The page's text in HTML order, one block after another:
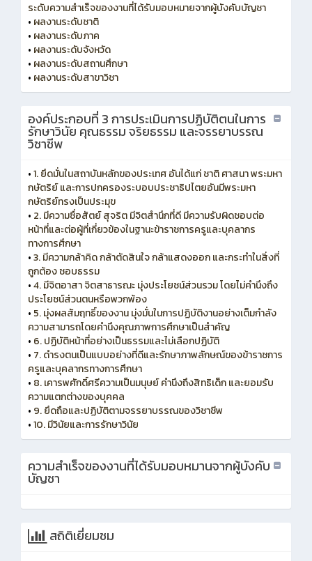
ระดับความสำเร็จของงานที่ได้รับมอบหมายจากผู้บังคับบัญชา
• ผลงานระดับชาติ
• ผลงานระดับภาค
• ผลงานระดับจังหวัด
• ผลงานระดับสถานศึกษา
• ผลงานระดับสาขาวิชา
องค์ประกอบที่ 3 การประเมินการปฏิบัติตนในการ
รักษาวินัย คุณธรรม จริยธรรม และจรรยาบรรณ
วิชาชีพ
•1. ยึดมั่นในสถาบันหลักของประเทศ อันได้แก่ ชาติ ศาสนา พระมหา
กษัตริย์ และการปกครองระบอบประชาธิปไตยอันมีพระมหา
กษัตริย์ทรงเป็นประมุข
• 2. มีความซื่อสัตย์ สุจริต มีจิตสำนึกที่ดี มีความรับผิดชอบต่อ
หน้าที่และต่อผู้ที่เกี่ยวข้องในฐานะข้าราชการครูและบุคลากร
ทางการศึกษา
•3. มีความกล้าคิด กล้าตัดสินใจ กล้าแสดงออก และกระทำในสิ่งที่
ถูกต้อง ชอบธรรม
•4. มีจิตอาสา จิตสาธารณะ มุ่งประโยชน์ส่วนรวม โดยไม่คำนึงถึง
ประโยชน์ส่วนตนหรือพวกพ้อง
• 5. มุ่งผลสัมฤทธิ์ของงาน มุ่งมั่นในการปฏิบัติงานอย่างเต็มกำลัง
ความสามารถโดยคำนึงคุณภาพการศึกษาเป็นสำคัญ
• 6. ปฏิบัติหน้าที่อย่างเป็นธรรมและไม่เลือกปฏิบัติ
• 7. ดำรงตนเป็นแบบอย่างที่ดีและรักษาภาพลักษณ์ของข้าราชการ
ครูและบุคลากรทางการศึกษา
• 8. เคารพศักดิ์ศรีความเป็นมนุษย์ คำนึงถึงสิทธิเด็ก และยอมรับ
ความแตกต่างของบุคคล
• 9. ยึดถือและปฏิบัติตามจรรยาบรรณของวิชาชีพ
•10. มีวินัยและการรักษาวินัย
ความสำเร็จของงานที่ได้รับมอบหมานจากผู้บังคับ
บัญชา
สถิติเยี่ยมชม